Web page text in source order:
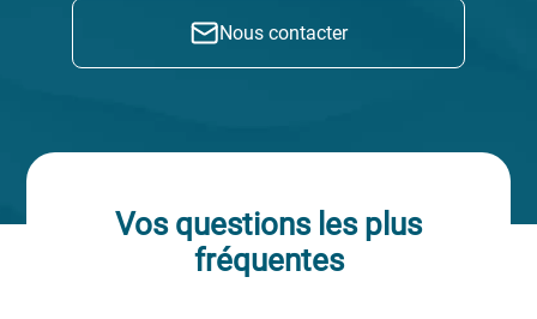
COACHING BUDGÉTAIRE
NOS CONSEILS
PAIEMENTS SÉCURISÉS
Nous contacter
Vos questions les plus
fréquentes